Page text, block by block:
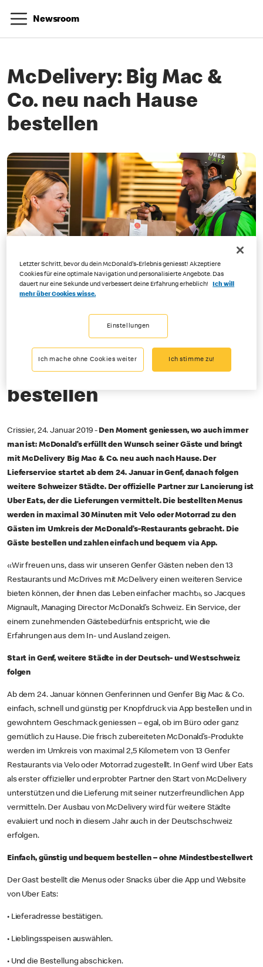
Newsroom
McDelivery: Big Mac &
Co. neu nach Hause
bestellen
01-24-2019
Für genussvolle Momente überall – jetzt erstmals in Genf
McDelivery: Big Mac &
Co. neu nach Hause
bestellen
Crissier, 24. Januar 2019 - Den Moment geniessen, wo auch immer
man ist: McDonald’s erfüllt den Wunsch seiner Gäste und bringt
mit McDelivery Big Mac & Co. neu auch nach Hause. Der
Lieferservice startet ab dem 24. Januar in Genf, danach folgen
weitere Schweizer Städte. Der offizielle Partner zur Lancierung ist
Uber Eats, der die Lieferungen vermittelt. Die bestellten Menus
werden in maximal 30 Minuten mit Velo oder Motorrad zu den
Gästen im Umkreis der McDonald’s-Restaurants gebracht. Die
Gäste bestellen und zahlen einfach und bequem via App.
«Wir freuen uns, dass wir unseren Genfer Gästen neben den 13
Restaurants und McDrives mit McDelivery einen weiteren Service
bieten können, der ihnen das Leben einfacher macht», so Jacques
Mignault, Managing Director McDonald’s Schweiz. Ein Service, der
einem zunehmenden Gästebedürfnis entspricht, wie die
Erfahrungen aus dem In- und Ausland zeigen.
Start in Genf, weitere Städte in der Deutsch- und Westschweiz
folgen
Ab dem 24. Januar können Genferinnen und Genfer Big Mac & Co.
einfach, schnell und günstig per Knopfdruck via App bestellen und in
gewohntem Geschmack geniessen – egal, ob im Büro oder ganz
gemütlich zu Hause. Die frisch zubereiteten McDonald’s-Produkte
werden im Umkreis von maximal 2,5 Kilometern von 13 Genfer
Restaurants via Velo oder Motorrad zugestellt. In Genf wird Uber Eats
als erster offizieller und erprobter Partner den Start von McDelivery
unterstützen und die Lieferung mit seiner nutzerfreundlichen App
vermitteln. Der Ausbau von McDelivery wird für weitere Städte
evaluiert und noch in diesem Jahr auch in der Deutschschweiz
erfolgen.
Einfach, günstig und bequem bestellen – ohne Mindestbestellwert
Der Gast bestellt die Menus oder Snacks über die App und Website
von Uber Eats:
• Lieferadresse bestätigen.
• Lieblingsspeisen auswählen.
• Und die Bestellung abschicken.
Letzter Schritt, bevor du dein McDonald's-Erlebnis geniesst! Akzeptiere
Cookies für eine optimale Navigation und personalisierte Angebote. Das
dauert nur eine Sekunde und verbessert deine Erfahrung erheblich!
Ich will
mehr über Cookies wisse.
Einstellungen
Ich mache ohne Cookies weiter Ich stimme zu!